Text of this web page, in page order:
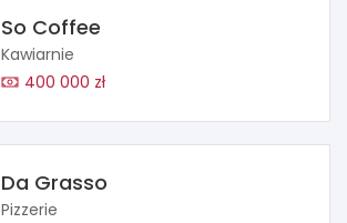
So Coffee
Kawiarnie
400 000 zł
Da Grasso
Pizzerie